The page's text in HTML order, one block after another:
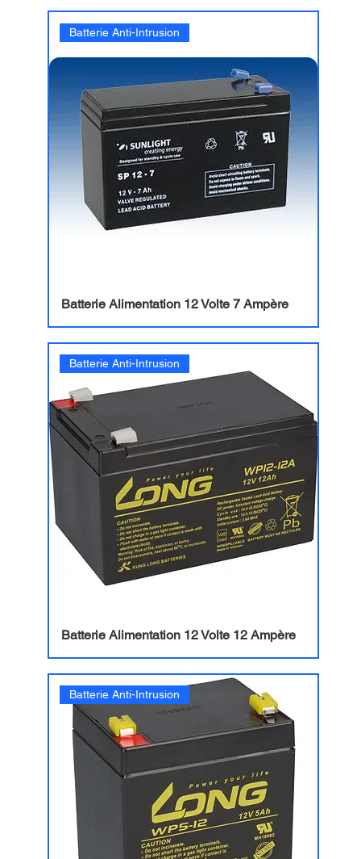
Batterie Anti-Intrusion
Batterie Alimentation 12 Volte 7 Ampère
Batterie Anti-Intrusion
Batterie Alimentation 12 Volte 12 Ampère
Batterie Anti-Intrusion